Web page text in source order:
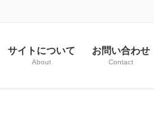
サイトについて
About
お問い合わせ
Contact